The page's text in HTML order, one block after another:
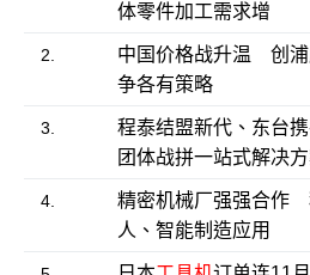
体零件加工需求增
2. 中国价格战升温 创浦
争各有策略
3. 程泰结盟新代、东台
团体战拼一站式解决
4.
精密机械厂强强合作
人、智能制造应用